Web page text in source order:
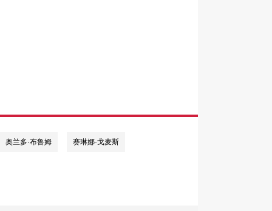
奥兰多·布鲁姆 赛琳娜·戈麦斯